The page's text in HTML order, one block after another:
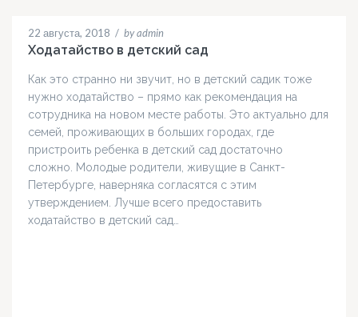
22 августа, 2018 / by admin
Ходатайство в детский сад
Как это странно ни звучит, но в детский садик тоже
нужно ходатайство – прямо как рекомендация на
сотрудника на новом месте работы. Это актуально для
семей, проживающих в больших городах, где
пристроить ребенка в детский сад достаточно
сложно. Молодые родители, живущие в Санкт-
Петербурге, наверняка согласятся с этим
утверждением. Лучше всего предоставить
ходатайство в детский сад…